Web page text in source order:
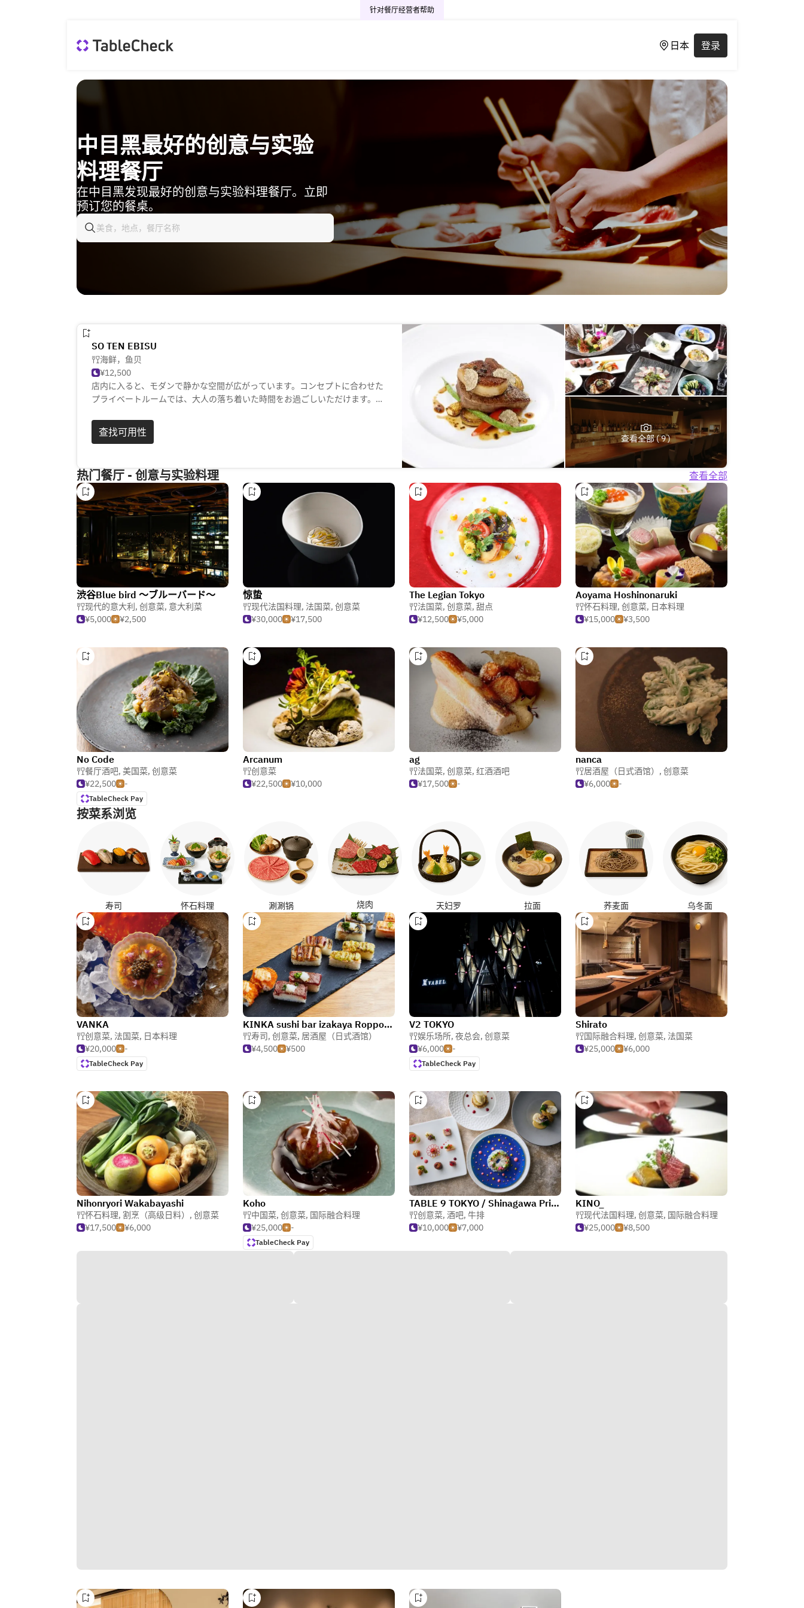
针对餐厅经营者帮助
日本 登录
中目黑最好的创意与实验
料理餐厅
在中目黑发现最好的创意与实验料理餐厅。立即
预订您的餐桌。
SO TEN EBISU
海鲜，鱼贝
¥12,500
店内に入ると、モダンで静かな空間が広がっています。コンセプトに合わせた
プライベートルームでは、大人の落ち着いた時間をお過ごしいただけます。当
節の野菜を取り揃えた前菜盛り合わせをどうぞ。魚のお造りには、旬の魚と活
伊勢海老を使用しています。肉料理をご希望のお客様は、黒毛和牛のフィレと
查找可用性
查看全部 ( 9 )
热门餐厅 - 创意与实验料理 查看全部
渋谷Blue bird ～ブルーバード～
现代的意大利, 创意菜, 意大利菜
¥5,000
¥2,500
惊蛰
现代法国料理, 法国菜, 创意菜
¥30,000
¥17,500
The Legian Tokyo
法国菜, 创意菜, 甜点
¥12,500
¥5,000
Aoyama Hoshinonaruki
怀石料理, 创意菜, 日本料理
¥15,000
¥3,500
No Code
餐厅酒吧, 美国菜, 创意菜
¥22,500
-
TableCheck Pay
Arcanum
创意菜
¥22,500
¥10,000
ag
法国菜, 创意菜, 红酒酒吧
¥17,500
-
nanca
居酒屋（日式酒馆） , 创意菜
¥6,000
-
按菜系浏览
寿司 怀石料理 涮涮锅 烧肉 天妇罗 拉面 荞麦面 乌冬面
VANKA
创意菜, 法国菜, 日本料理
¥20,000
-
TableCheck Pay
KINKA sushi bar izakaya Roppongi
寿司, 创意菜, 居酒屋（日式酒馆）
¥4,500
¥500
V2 TOKYO
娱乐场所, 夜总会, 创意菜
¥6,000
-
TableCheck Pay
Shirato
国际融合料理, 创意菜, 法国菜
¥25,000
¥6,000
Nihonryori Wakabayashi
怀石料理, 割烹（高级日料） , 创意菜
¥17,500
¥6,000
Koho
中国菜, 创意菜, 国际融合料理
¥25,000
-
TableCheck Pay
TABLE 9 TOKYO / Shinagawa Prince Hotel
创意菜, 酒吧, 牛排
¥10,000
¥7,000
KINO_
现代法国料理, 创意菜, 国际融合料理
¥25,000
¥8,500